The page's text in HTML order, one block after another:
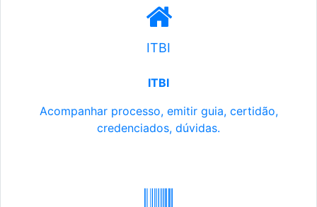
ITBI
ITBI
Acompanhar processo, emitir guia, certidão,
credenciados, dúvidas.